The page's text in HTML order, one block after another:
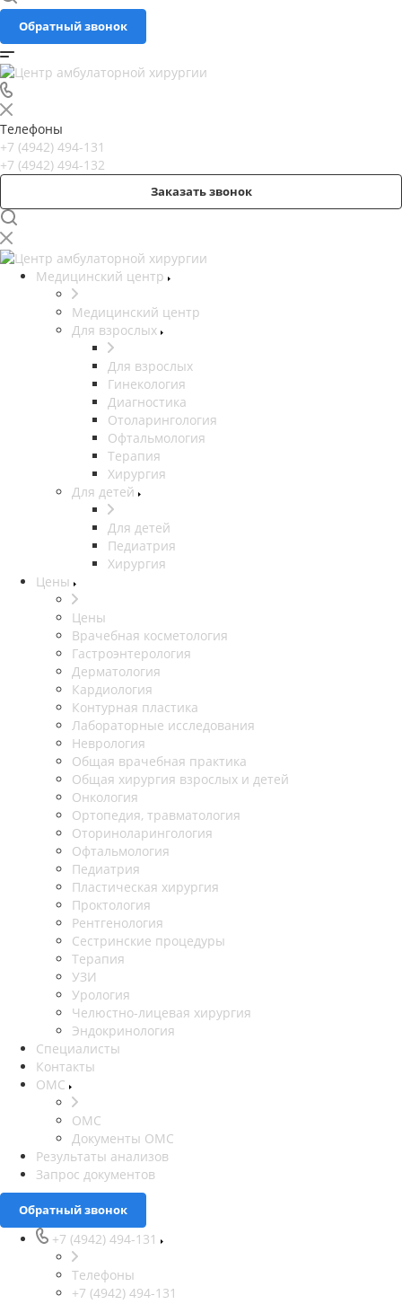
Обратный звонок
Телефоны
+7 (4942) 494-131
+7 (4942) 494-132
Заказать звонок
Медицинский центр
Медицинский центр
Для взрослых
Для взрослых
Гинекология
Диагностика
Отоларингология
Офтальмология
Терапия
Хирургия
Для детей
Для детей
Педиатрия
Хирургия
Цены
Цены
Врачебная косметология
Гастроэнтерология
Дерматология
Кардиология
Контурная пластика
Лабораторные исследования
Неврология
Общая врачебная практика
Общая хирургия взрослых и детей
Онкология
Ортопедия, травматология
Оториноларингология
Офтальмология
Педиатрия
Пластическая хирургия
Проктология
Рентгенология
Сестринские процедуры
Терапия
УЗИ
Урология
Челюстно-лицевая хирургия
Эндокринология
Специалисты
Контакты
ОМС
ОМС
Документы ОМС
Результаты анализов
Запрос документов
Обратный звонок
+7 (4942) 494-131
Телефоны
+7 (4942) 494-131